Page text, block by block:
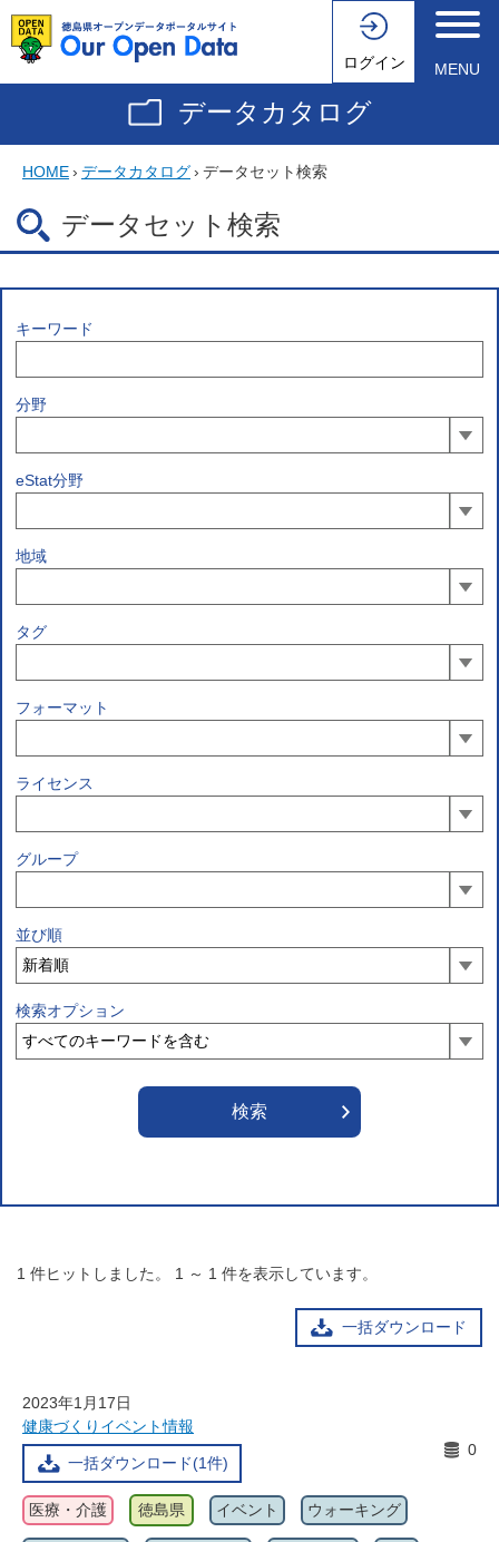
ログイン MENU
データカタログ
HOME› データカタログ› データセット検索
データセット検索
キーワード
分野
eStat分野
地域
タグ
フォーマット
ライセンス
グループ
並び順
検索オプション
1 件ヒットしました。 1 ～ 1 件を表示しています。
一括ダウンロード
2023年1月17日
健康づくりイベント情報
一括ダウンロード(1件)
0
医療・介護 徳島県 イベント ウォーキング